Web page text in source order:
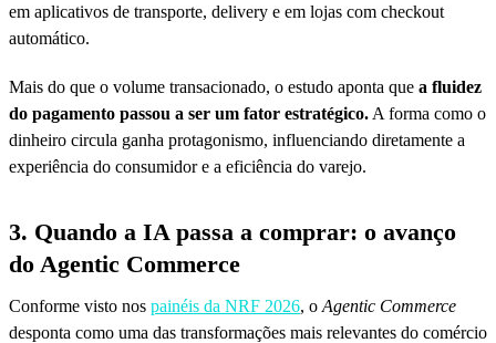
em aplicativos de transporte, delivery e em lojas com checkout
automático.
Mais do que o volume transacionado, o estudo aponta que a fluidez
do pagamento passou a ser um fator estratégico. A forma como o
dinheiro circula ganha protagonismo, influenciando diretamente a
experiência do consumidor e a eficiência do varejo.
3. Quando a IA passa a comprar: o avanço
do Agentic Commerce
Conforme visto nos painéis da NRF 2026, o Agentic Commerce
desponta como uma das transformações mais relevantes do comércio